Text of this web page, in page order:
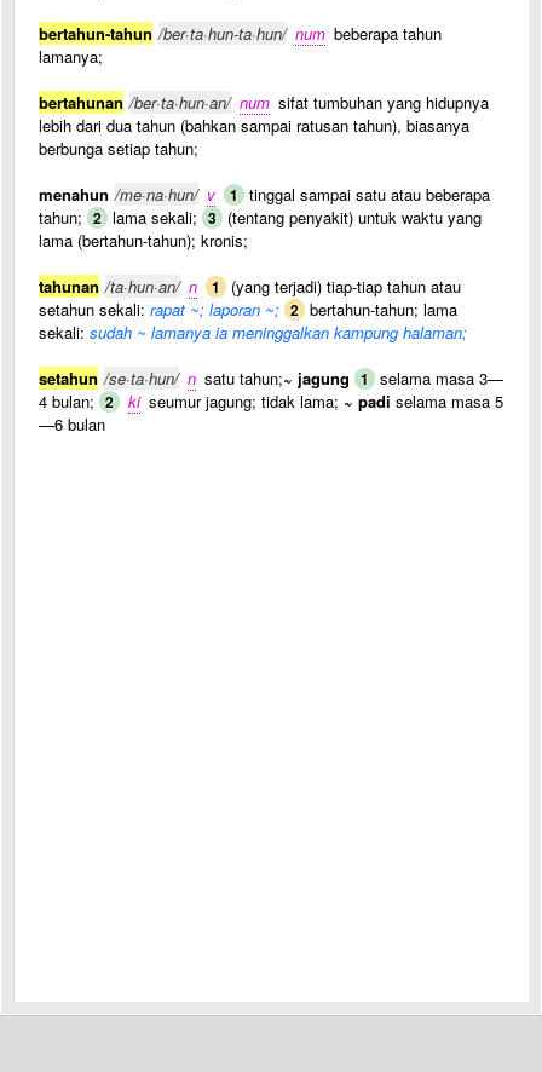
bertahun-tahun /ber·ta·hun-ta·hun/ num beberapa tahun
lamanya;
bertahunan /ber·ta·hun·an/ num sifat tumbuhan yang hidupnya
lebih dari dua tahun (bahkan sampai ratusan tahun), biasanya
berbunga setiap tahun;
menahun /me·na·hun/ v 1 tinggal sampai satu atau beberapa
tahun; 2 lama sekali; 3 (tentang penyakit) untuk waktu yang
lama (bertahun-tahun); kronis;
tahunan /ta·hun·an/ n 1
(yang terjadi) tiap-tiap tahun atau
setahun sekali: rapat ~; laporan ~; 2 bertahun-tahun; lama
sekali: sudah ~ lamanya ia meninggalkan kampung halaman;
setahun /se·ta·hun/ n satu tahun;~ jagung 1 selama masa 3—
4 bulan; 2 ki seumur jagung; tidak lama; ~ padi selama masa 5
—6 bulan